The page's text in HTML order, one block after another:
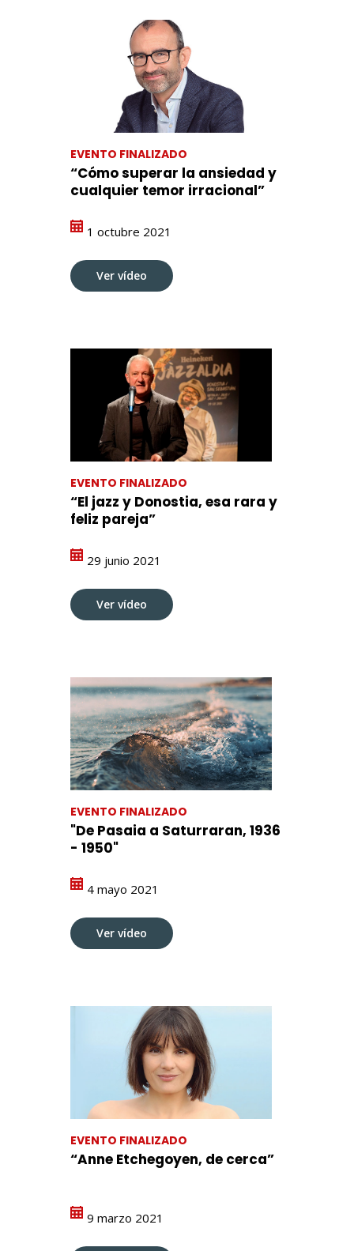
EVENTO FINALIZADO
“Cómo superar la ansiedad y
cualquier temor irracional”
1 octubre 2021
Ver vídeo
EVENTO FINALIZADO
“El jazz y Donostia, esa rara y
feliz pareja”
29 junio 2021
Ver vídeo
EVENTO FINALIZADO
"De Pasaia a Saturraran, 1936
- 1950"
4 mayo 2021
Ver vídeo
EVENTO FINALIZADO
“Anne Etchegoyen, de cerca”
9 marzo 2021